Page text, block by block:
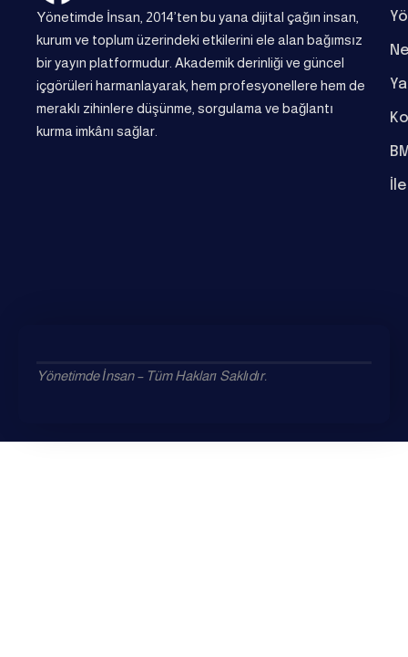
Yönetimde İnsan, 2014’ten bu yana dijital çağın insan,
kurum ve toplum üzerindeki etkilerini ele alan bağımsız
bir yayın platformudur. Akademik derinliği ve güncel
içgörüleri harmanlayarak, hem profesyonellere hem de
meraklı zihinlere düşünme, sorgulama ve bağlantı
kurma imkânı sağlar.
Yönetimde İnsan – Tüm Hakları Saklıdır.